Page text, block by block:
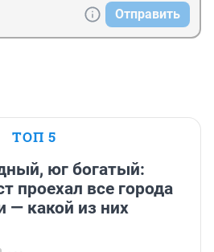
Отправить
ТОП 5
юг богатый:
проехал все города
— какой из них